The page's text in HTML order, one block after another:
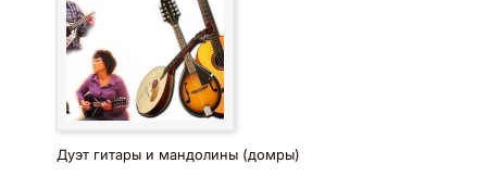
Дуэт гитары и мандолины (домры)